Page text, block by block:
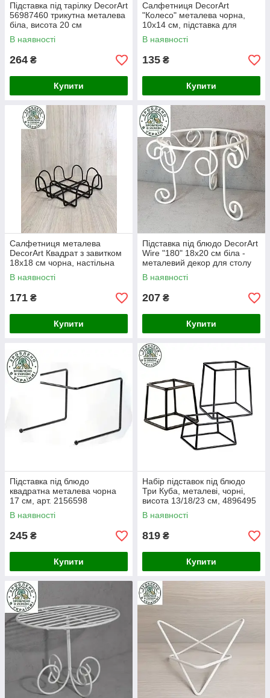
Підставка під тарілку DecorArt
56987460 трикутна металева
біла, висота 20 см
В наявності
264 ₴
Купити
Салфетниця DecorArt
"Колесо" металева чорна,
10х14 см, підставка для
серветок
В наявності
135 ₴
Купити
Салфетниця металева
DecorArt Квадрат з завитком
18х18 см чорна, настільна
тримач для серветок
В наявності
171 ₴
Купити
Підставка під блюдо DecorArt
Wire "180" 18x20 см біла -
металевий декор для столу
В наявності
207 ₴
Купити
Підставка під блюдо
квадратна металева чорна
17 см, арт. 2156598
В наявності
245 ₴
Купити
Набір підставок під блюдо
Три Куба, металеві, чорні,
висота 13/18/23 см, 4896495
В наявності
819 ₴
Купити